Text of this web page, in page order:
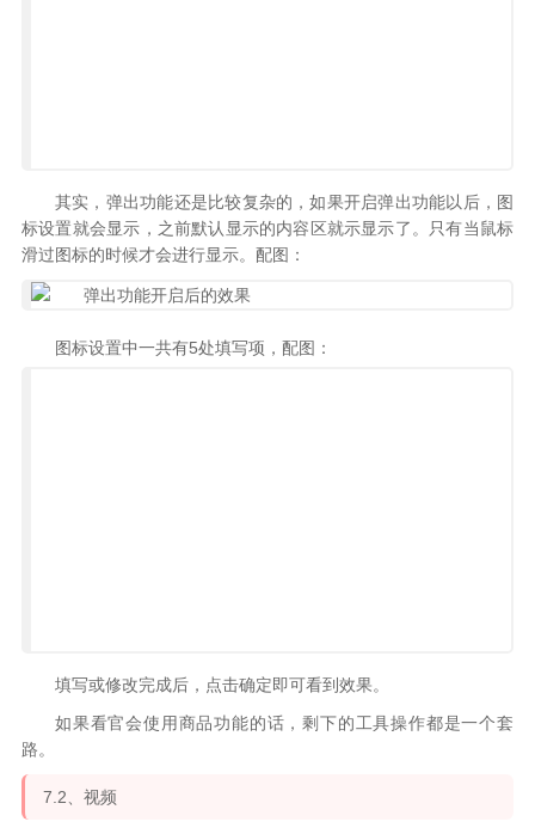
其实，弹出功能还是比较复杂的，如果开启弹出功能以后，图
标设置就会显示，之前默认显示的内容区就示显示了。只有当鼠标
滑过图标的时候才会进行显示。配图：
图标设置中一共有5处填写项，配图：
填写或修改完成后，点击确定即可看到效果。
如果看官会使用商品功能的话，剩下的工具操作都是一个套
路。
7.2、视频